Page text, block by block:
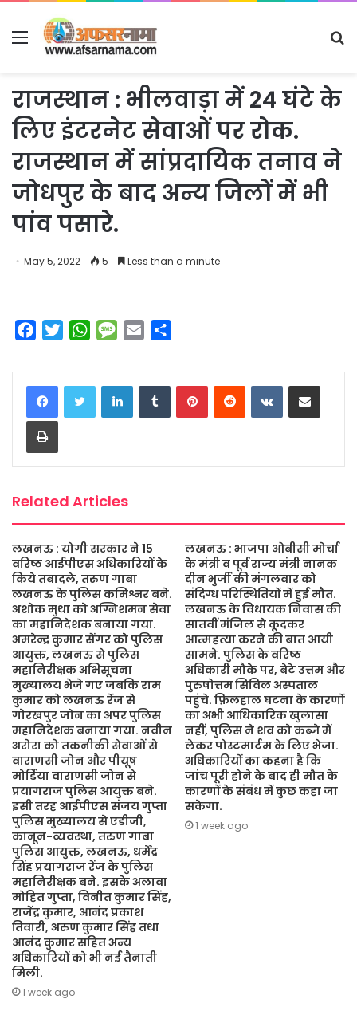
Menu
राजस्थान : भीलवाड़ा में 24 घंटे के
लिए इंटरनेट सेवाओं पर रोक.
राजस्थान में सांप्रदायिक तनाव ने
जोधपुर के बाद अन्य जिलों में भी
पांव पसारे.
May 5, 2022 5 Less than a minute
c
e
b
o
o
i
t
t
W
a
t
s
M
s
s
a
a
i
a
r
e
LinkedInTumblrPinterestReddit VKontakteShare via Email
Print
Related Articles
लखनऊ : योगी सरकार ने 15
वरिष्ठ आईपीएस अधिकारियों के
किये तबादले, तरुण गाबा
लखनऊ के पुलिस कमिश्नर बने.
अशोक मुथा को अग्निशमन सेवा
का महानिदेशक बनाया गया.
अमरेन्द्र कुमार सेंगर को पुलिस
आयुक्त, लखनऊ से पुलिस
महानिरीक्षक अभिसूचना
मुख्यालय भेजे गए जबकि राम
कुमार को लखनऊ रेंज से
गोरखपुर जोन का अपर पुलिस
महानिदेशक बनाया गया. नवीन
अरोरा को तकनीकी सेवाओं से
वाराणसी जोन और पीयूष
मोर्डिया वाराणसी जोन से
प्रयागराज पुलिस आयुक्त बने.
इसी तरह आईपीएस संजय गुप्ता
पुलिस मुख्यालय से एडीजी,
कानून-व्यवस्था, तरुण गाबा
पुलिस आयुक्त, लखनऊ, धर्मेंद्र
सिंह प्रयागराज रेंज के पुलिस
महानिरीक्षक बने. इसके अलावा
मोहित गुप्ता, विनीत कुमार सिंह,
राजेंद्र कुमार, आनंद प्रकाश
तिवारी, अरुण कुमार सिंह तथा
आनंद कुमार सहित अन्य
अधिकारियों को भी नई तैनाती
मिली.
1 week ago
लखनऊ : भाजपा ओबीसी मोर्चा
के मंत्री व पूर्व राज्य मंत्री नानक
दीन भुर्जी की मंगलवार को
संदिग्ध परिस्थितियों में हुई मौत.
लखनऊ के विधायक निवास की
सातवीं मंजिल से कूदकर
आत्महत्या करने की बात आयी
सामने. पुलिस के वरिष्ठ
अधिकारी मौके पर, बेटे उत्तम और
पुरुषोत्तम सिविल अस्पताल
पहुंचे. फ़िलहाल घटना के कारणों
का अभी आधिकारिक खुलासा
नहीं, पुलिस ने शव को कब्जे में
लेकर पोस्टमार्टम के लिए भेजा.
अधिकारियों का कहना है कि
जांच पूरी होने के बाद ही मौत के
कारणों के संबंध में कुछ कहा जा
सकेगा.
1 week ago